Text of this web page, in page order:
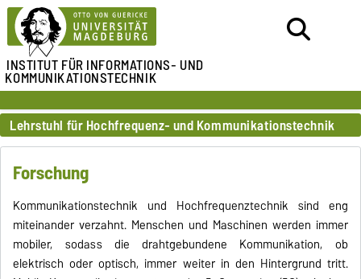
INSTITUT FÜRINFORMATIONS- UND
KOMMUNIKATIONSTECHNIK
Lehrstuhl für Hochfrequenz- und Kommunikationstechnik
Forschung
Kommunikationstechnik und Hochfrequenztechnik sind eng
miteinander verzahnt. Menschen und Maschinen werden immer
mobiler, sodass die drahtgebundene Kommunikation, ob
elektrisch oder optisch, immer weiter in den Hintergrund tritt.